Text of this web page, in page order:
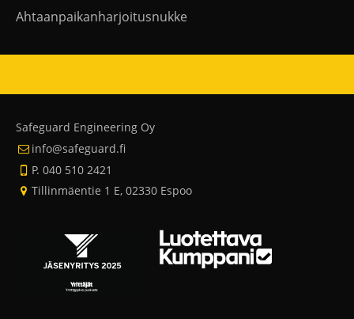
Ahtaanpaikanharjoitusnukke
Safeguard Engineering Oy
info@safeguard.fi
P. 040 510 2421
Tillinmäentie 1 E, 02330 Espoo